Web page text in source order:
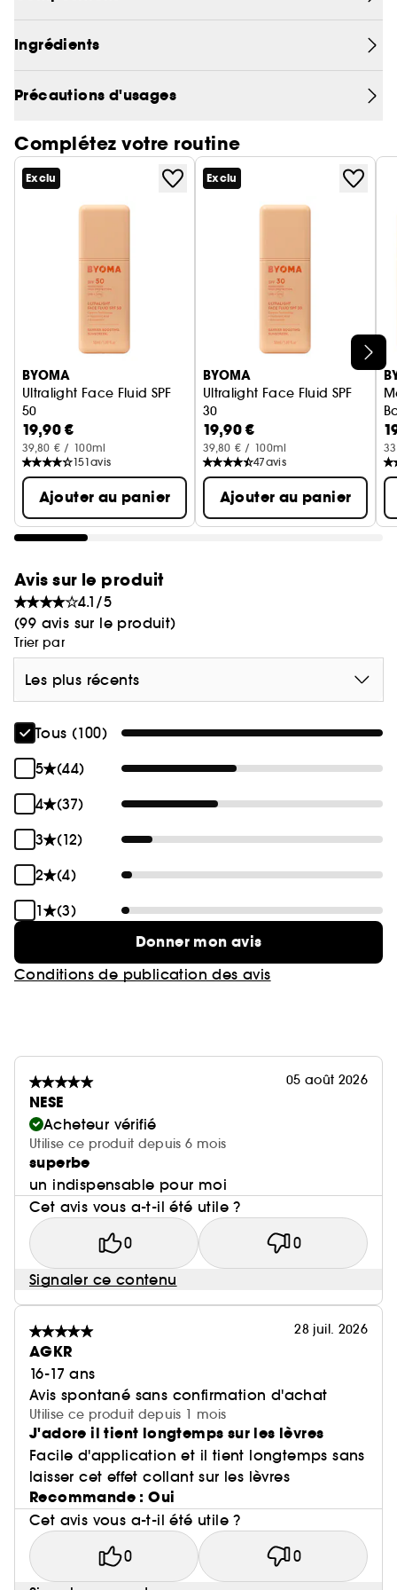
*Produit sans ingrédient d'origine animale.
Ingrédients
Précautions d'usages
Complétez votre routine
Ignorer le carrousel produits
Exclu
BYOMA
Ultralight Face Fluid SPF
50
Protection Solaire
19,90 €
39,80 € / 100ml
151avis
Ajouter au panier
Exclu
BYOMA
Ultralight Face Fluid SPF
30
Protection Solaire
19,90 €
39,80 € / 100ml
47avis
Ajouter au panier
Avis sur le produit
4.1/5
(99 avis sur le produit)
Trier par
Les plus récents
Tous (100)
5
(44)
4
(37)
3
(12)
2
(4)
1
(3)
Donner mon avis
Conditions de publication des avis
05 août 2026
NESE
Acheteur vérifié
Utilise ce produit depuis 6 mois
superbe
un indispensable pour moi
Cet avis vous a-t-il été utile ?
0 0
Signaler ce contenu
28 juil. 2026
AGKR
16-17 ans
Avis spontané sans confirmation d'achat
Utilise ce produit depuis 1 mois
J'adore il tient longtemps sur les lèvres
Facile d'application et il tient longtemps sans
laisser cet effet collant sur les lèvres
Recommande : Oui
Cet avis vous a-t-il été utile ?
0 0